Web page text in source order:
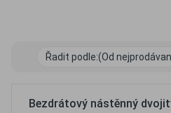
Řadit podle:(Od
Bezdrátový nástěnný